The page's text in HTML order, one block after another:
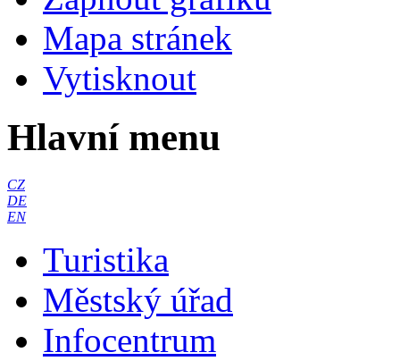
Mapa stránek
Vytisknout
Hlavní menu
CZ
DE
EN
Turistika
Městský úřad
Infocentrum